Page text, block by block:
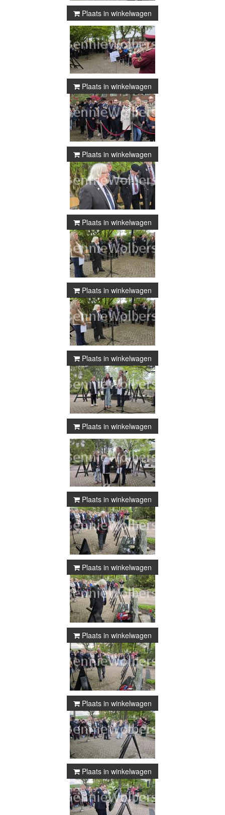
Plaats in winkelwagen
Plaats in winkelwagen
Plaats in winkelwagen
Plaats in winkelwagen
Plaats in winkelwagen
Plaats in winkelwagen
Plaats in winkelwagen
Plaats in winkelwagen
Plaats in winkelwagen
Plaats in winkelwagen
Plaats in winkelwagen
Plaats in winkelwagen